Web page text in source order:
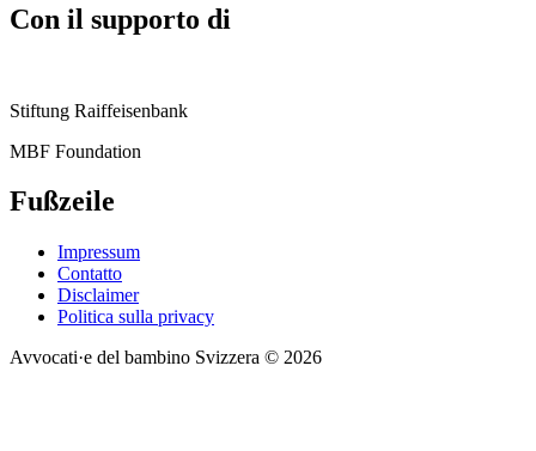
Con il supporto di
Stiftung Raiffeisenbank
MBF Foundation
Fußzeile
Impressum
Contatto
Disclaimer
Politica sulla privacy
Avvocati·e del bambino Svizzera © 2026